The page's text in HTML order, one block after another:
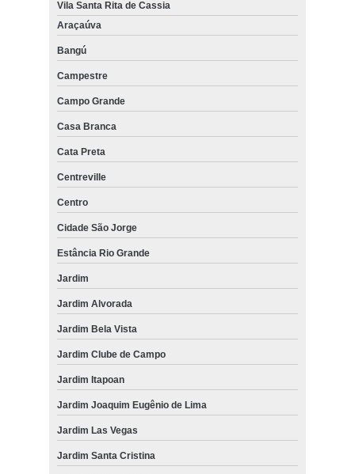
Vila Santa Rita de Cassia
Araçaúva
Bangú
Campestre
Campo Grande
Casa Branca
Cata Preta
Centreville
Centro
Cidade São Jorge
Estância Rio Grande
Jardim
Jardim Alvorada
Jardim Bela Vista
Jardim Clube de Campo
Jardim Itapoan
Jardim Joaquim Eugênio de Lima
Jardim Las Vegas
Jardim Santa Cristina